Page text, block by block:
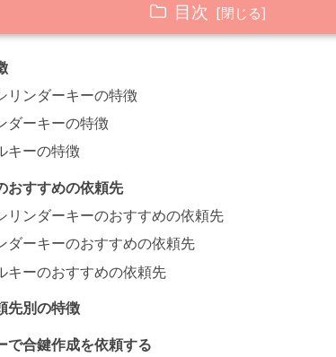
目次
リンダーキーの特徴
ダーキーの特徴
キーの特徴
おすすめの依頼先
リンダーキーのおすすめの依頼先
ダーキーのおすすめの依頼先
キーのおすすめの依頼先
先別の特徴
で合鍵作成を依頼する